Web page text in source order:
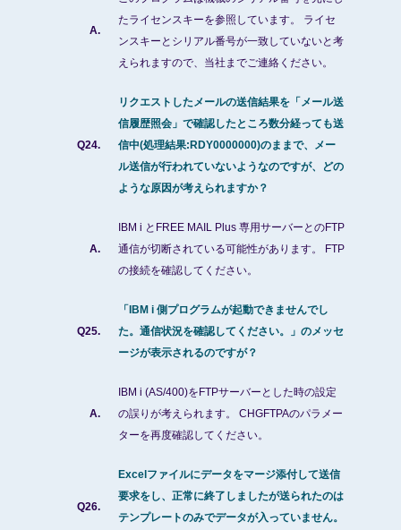
A.
たライセンスキーを参照しています。 ライセ
ンスキーとシリアル番号が一致していないと考
えられますので、当社までご連絡ください。
Q24.
リクエストしたメールの送信結果を「メール送
信履歴照会」で確認したところ数分経っても送
信中(処理結果:RDY0000000)のままで、メー
ル送信が行われていないようなのですが、どの
ような原因が考えられますか？
A.
IBM i とFREE MAIL Plus 専用サーバーとのFTP
通信が切断されている可能性があります。 FTP
の接続を確認してください。
Q25.
「IBM i 側プログラムが起動できませんでし
た。通信状況を確認してください。」のメッセ
ージが表示されるのですが？
A.
IBM i (AS/400)をFTPサーバーとした時の設定
の誤りが考えられます。 CHGFTPAのパラメー
ターを再度確認してください。
Q26.
Excelファイルにデータをマージ添付して送信
要求をし、正常に終了しましたが送られたのは
テンプレートのみでデータが入っていません。